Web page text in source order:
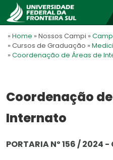
» Home » Nossos Campi »
» Cursos de Graduação »
» Coordenação de Áreas de
Coordenação
Internato
PORTARIA Nº 156 / 2024 -